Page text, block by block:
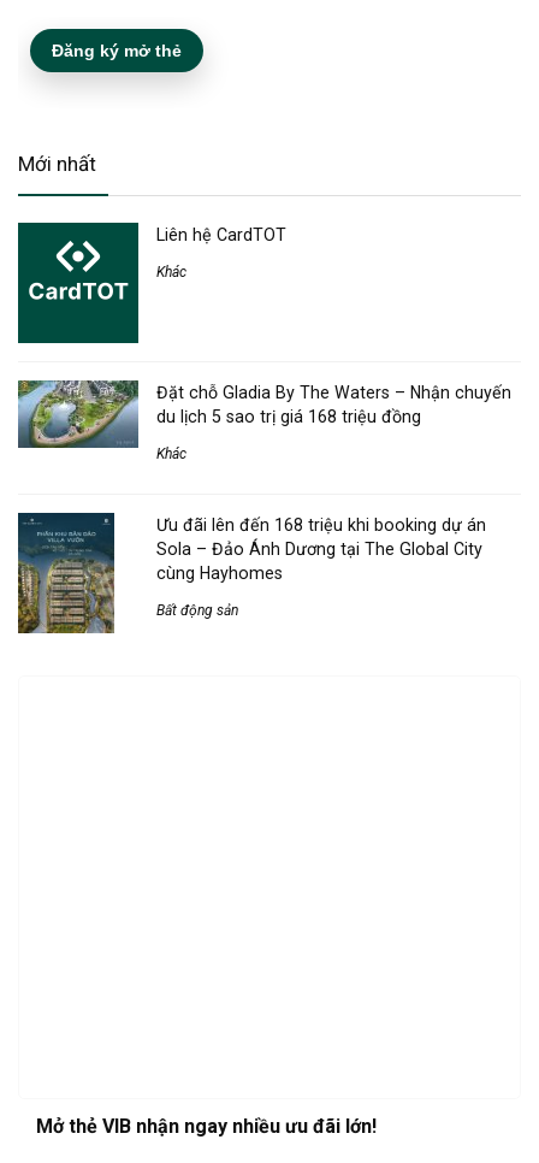
Đăng ký mở thẻ
Mới nhất
Liên hệ CardTOT
Khác
Đặt chỗ Gladia By The Waters – Nhận chuyến
du lịch 5 sao trị giá 168 triệu đồng
Khác
Ưu đãi lên đến 168 triệu khi booking dự án
Sola – Đảo Ánh Dương tại The Global City
cùng Hayhomes
Bất động sản
Mở thẻ VIB nhận ngay nhiều ưu đãi lớn!